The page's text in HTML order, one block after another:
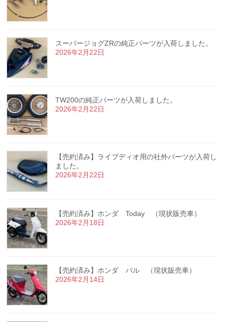
スーパージョグZRの純正パーツが入荷しました。
2026年2月22日
TW200の純正パーツが入荷しました。
2026年2月22日
【売約済み】ライブディオ用の社外パーツが入荷し
ました。
2026年2月22日
【売約済み】ホンダ Today （現状販売車）
2026年2月18日
【売約済み】ホンダ パル （現状販売車）
2026年2月14日